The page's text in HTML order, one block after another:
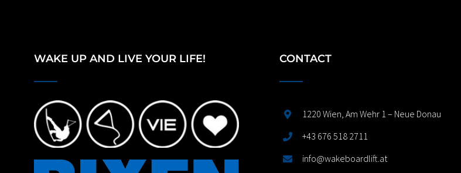
WAKE UP AND LIVE YOUR LIFE! CONTACT
1220 Wien, Am Wehr 1 – Neue Donau
+43 676 518 2711
info@wakeboardlift.at